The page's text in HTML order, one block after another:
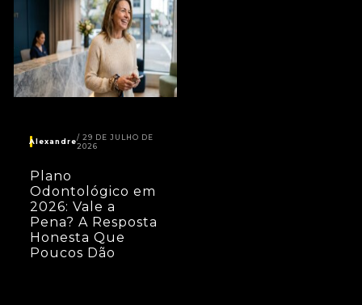
Plano
Odontológico em
2026: Vale a
Pena? A Resposta
Honesta Que
Poucos Dão
Alexandre 29 DE JULHO DE
2026